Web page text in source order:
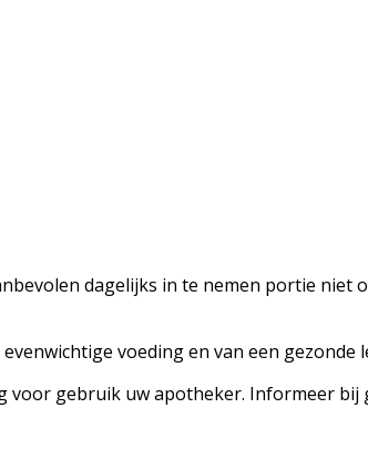
dagelijks in te nemen portie
voeding en van een gezonde
gebruik uw apotheker. Informeer